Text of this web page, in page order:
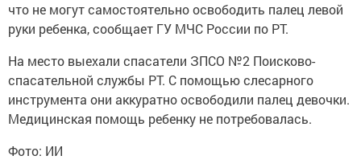
что не могут самостоятельно освободить палец левой
руки ребенка, сообщает ГУ МЧС России по РТ.
На место выехали спасатели ЗПСО №2 Поисково-
спасательной службы РТ. С помощью слесарного
инструмента они аккуратно освободили палец девочки.
Медицинская помощь ребенку не потребовалась.
Фото: ИИ